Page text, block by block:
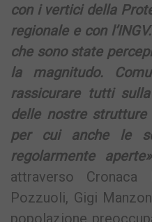
con i vertici della
regionale e con
che sono state
la magnitudo.
rassicurare tutti
delle nostre strutture
per cui anche le
regolarmente
attraverso
Pozzuoli, Gigi